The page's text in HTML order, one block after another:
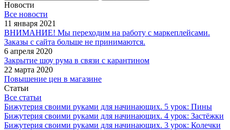
Новости
Все новости
11 января 2021
ВНИМАНИЕ! Мы переходим на работу с маркеплейсами.
Заказы с сайта больше не принимаются.
6 апреля 2020
Закрытие шоу рума в связи с карантином
22 марта 2020
Повышение цен в магазине
Статьи
Все статьи
Бижутерия своими руками для начинающих. 5 урок: Пины
Бижутерия своими руками для начинающих. 4 урок: Застёжки
Бижутерия своими руками для начинающих. 3 урок: Колечки